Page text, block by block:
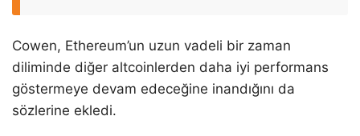
Cowen, Ethereum’un uzun vadeli bir zaman
diliminde diğer altcoinlerden daha iyi performans
göstermeye devam edeceğine inandığını da
sözlerine ekledi.